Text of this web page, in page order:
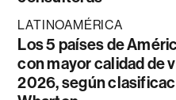
LATINOAMÉRICA
Los 5 países de
con mayor calidad de
2026, según